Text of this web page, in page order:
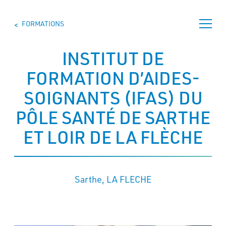
content
ÊTRE
AIDE-
SOIGNANT
SE
FORMER
TROUVER
> FORMATIONS
>
INSTITUT DE
FORMATION D’AIDES-
SOIGNANTS (IFAS) DU
PÔLE SANTÉ DE SARTHE
ET LOIR DE LA FLÈCHE
Sarthe, LA FLECHE